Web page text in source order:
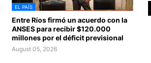
EL PAÍS
Entre Ríos firmó un acuerdo con la
ANSES para recibir $120.000
millones por el déficit previsional
August 05, 2026